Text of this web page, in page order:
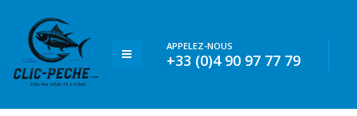
APPELEZ-NOUS
+33 (0)4 90 97 77 79